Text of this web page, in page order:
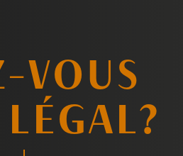
VOUS